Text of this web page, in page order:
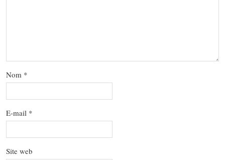
Nom *
E-mail *
Site web